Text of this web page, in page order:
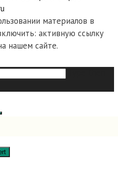
материалов в
активную ссылку
нашем сайте.